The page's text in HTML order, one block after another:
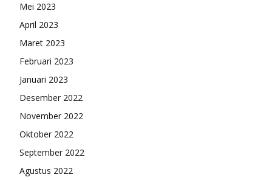
Mei 2023
April 2023
Maret 2023
Februari 2023
Januari 2023
Desember 2022
November 2022
Oktober 2022
September 2022
Agustus 2022